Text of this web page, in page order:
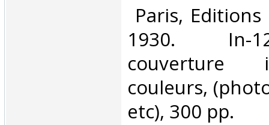
Paris,
1930. In-
couverture
couleurs,
etc), 300 pp. ‎